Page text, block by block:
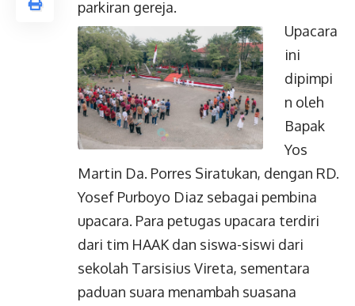
parkiran gereja.
Upacara
ini
dipimpi
n oleh
Bapak
Yos
Martin Da. Porres Siratukan, dengan RD.
Yosef Purboyo Diaz sebagai pembina
upacara. Para petugas upacara terdiri
dari tim HAAK dan siswa-siswi dari
sekolah Tarsisius Vireta, sementara
paduan suara menambah suasana